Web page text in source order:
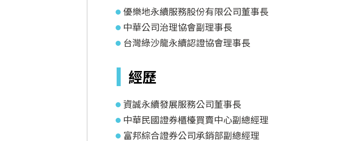
優樂地永續服務股份有限公司董事長
中華公司治理協會副理事長
台灣綠沙龍永續認證協會理事長
經歷
資誠永續發展服務公司董事長
中華民國證券櫃檯買賣中心副總經理
富邦綜合證券公司承銷部副總經理